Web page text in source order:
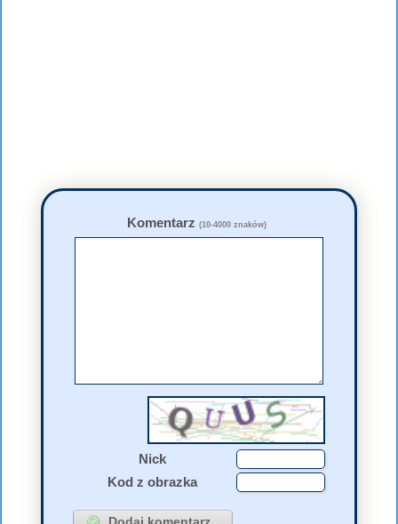
Komentarz (10-4000 znaków)
Nick
Kod z obrazka